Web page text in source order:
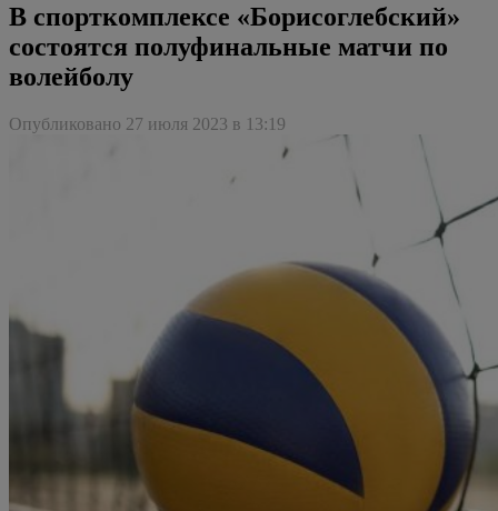
В спорткомплексе «Борисоглебский»
состоятся полуфинальные матчи по
волейболу
Опубликовано 27 июля 2023 в 13:19